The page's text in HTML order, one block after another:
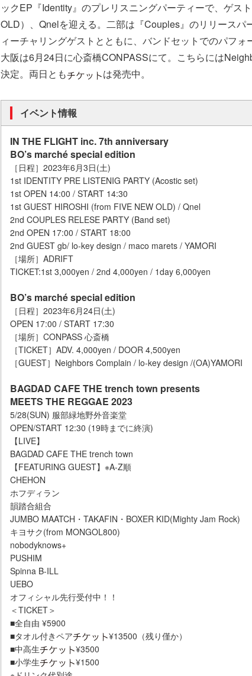
ックEP『Identity』のプレリスニングパーティーで、ゲス
OLD）、Qnelを迎える。二部は『Couples』のリリースパ
ィーチャリングゲストとともに、バンドセットでのパフォ
大阪は6月24日に心斎橋CONPASSにて。こちらには
決定。両日とも
は発売中。
イベント情報
IN THE FLIGHT inc. 7th anniversary
BO’s marché special edition
［日程］2023年6月3日(土)
1st IDENTITY PRE LISTENIG PARTY (Acostic set)
1st OPEN 14:00 / START 14:30
1st GUEST HIROSHI (from FIVE NEW OLD) / Qnel
2nd COUPLES RELESE PARTY (Band set)
2nd OPEN 17:00 / START 18:00
2nd GUEST gb/ lo-key design / maco marets / YAMORI
［場所］ADRIFT
TICKET:1st 3,000yen / 2nd 4,000yen / 1day 6,000yen
BO’s marché special edition
［日程］2023年6月24日(土)
OPEN 17:00 / START 17:30
［場所］CONPASS 心斎橋
［TICKET］ADV. 4,000yen / DOOR 4,500yen
［GUEST］Neighbors Complain / lo-key design /(OA)YAMORI
BAGDAD CAFE THE trench town presents
MEETS THE REGGAE 2023
5/28(SUN) 服部緑地野外音楽堂
OPEN/START 12:30 (19時までに終演)
【LIVE】
BAGDAD CAFE THE trench town
【FEATURING GUEST】※A-Z順
CHEHON
ホフディラン
韻踏合組合
JUMBO MAATCH・TAKAFIN・BOXER KID(Mighty Jam Rock)
キヨサク(from MONGOL800)
nobodyknows+
PUSHIM
Spinna B-ILL
UEBO
オフィシャル先行受付中！！
＜TICKET＞
■全自由 ¥5900
■タオル付きペア
¥13500（残り僅か）
■中高生
¥3500
■小学生
¥1500